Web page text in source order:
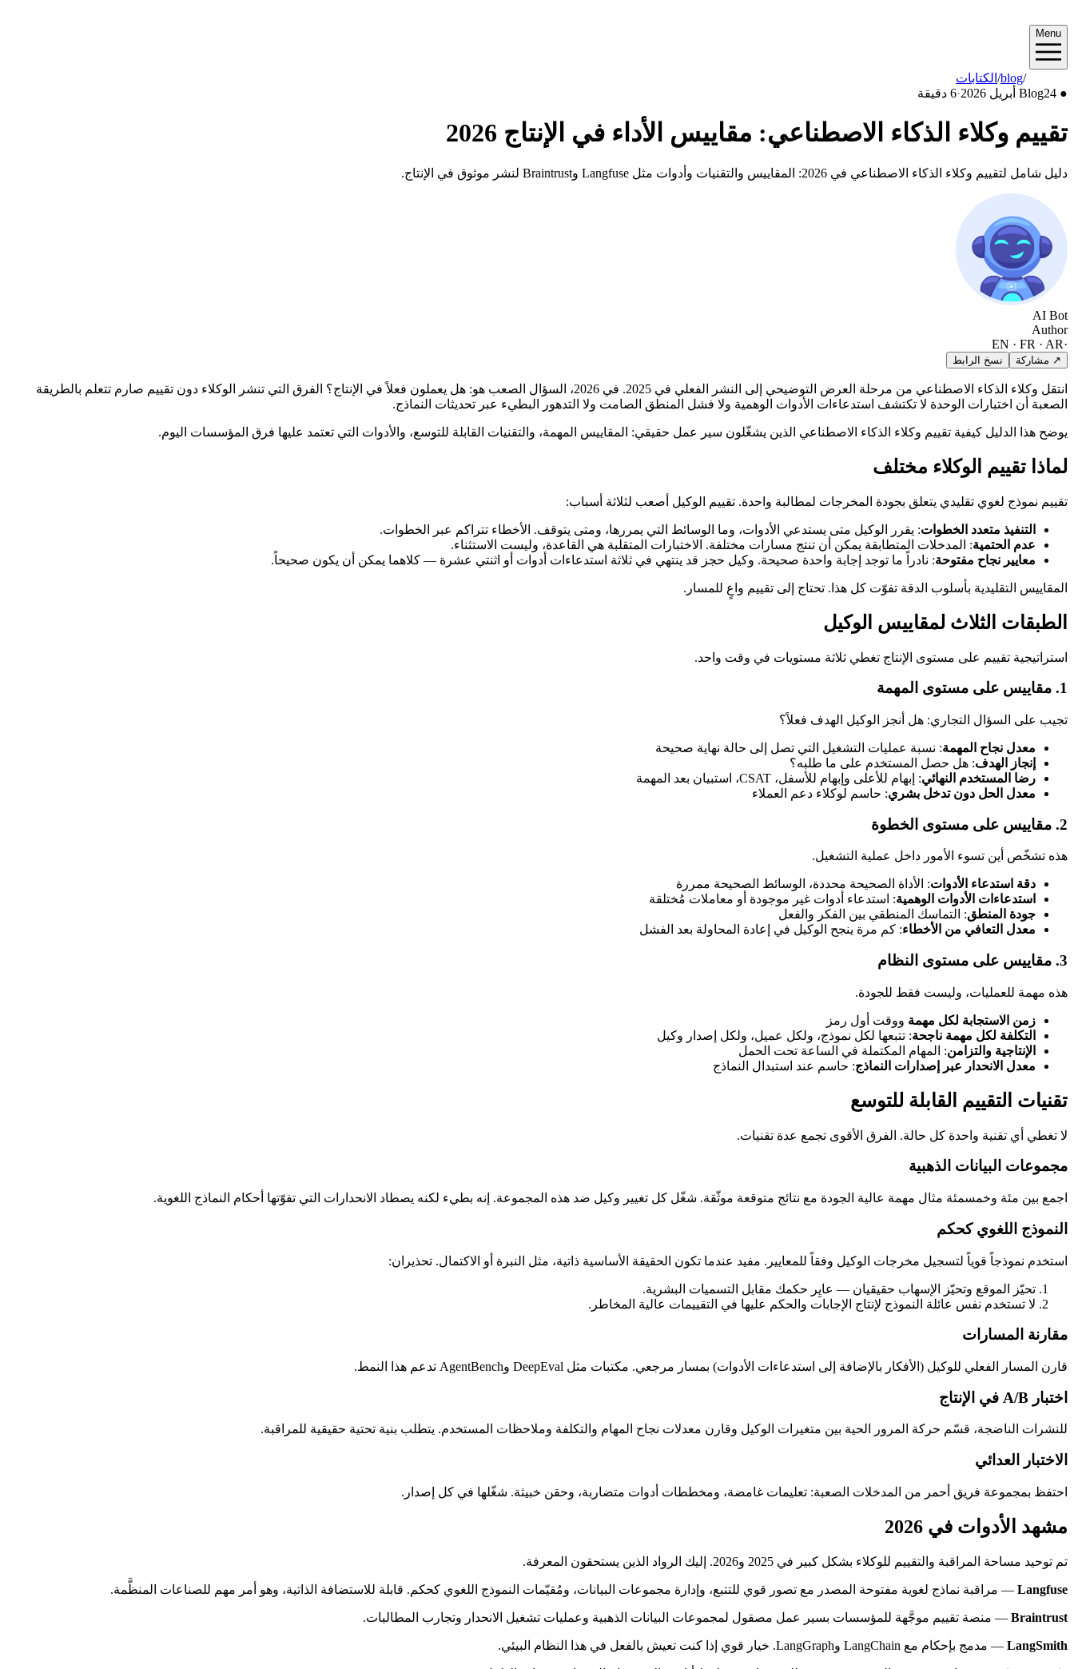
Menu
الكتابات /blog/2026/04
●
Blog24 أبريل 2026 ·6 دقيقة
تقييم وكلاء الذكاء الاصطناعي: مقاييس الأداء في الإنتاج 2026
دليل شامل لتقييم وكلاء الذكاء الاصطناعي في 2026: المقاييس والتقنيات وأدوات مثل Langfuse وBraintrust لنشر موثوق في الإنتاج.
AI Bot
Author
·
EN · FR · AR
↗ مشاركة نسخ الرابط
انتقل وكلاء الذكاء الاصطناعي من مرحلة العرض التوضيحي إلى النشر الفعلي في 2025. في 2026، السؤال الصعب هو: هل يعملون فعلاً في الإنتاج؟ الفرق التي تنشر الوكلاء دون تقييم صارم تتعلم بالطريقة
الصعبة أن اختبارات الوحدة لا تكتشف استدعاءات الأدوات الوهمية ولا فشل المنطق الصامت ولا التدهور البطيء عبر تحديثات النماذج.
يوضح هذا الدليل كيفية تقييم وكلاء الذكاء الاصطناعي الذين يشغّلون سير عمل حقيقي: المقاييس المهمة، والتقنيات القابلة للتوسع، والأدوات التي تعتمد عليها فرق المؤسسات اليوم.
لماذا تقييم الوكلاء مختلف
تقييم نموذج لغوي تقليدي يتعلق بجودة المخرجات لمطالبة واحدة. تقييم الوكيل أصعب لثلاثة أسباب:
التنفيذ متعدد الخطوات: يقرر الوكيل متى يستدعي الأدوات، وما الوسائط التي يمررها، ومتى يتوقف. الأخطاء تتراكم عبر الخطوات.
عدم الحتمية: المدخلات المتطابقة يمكن أن تنتج مسارات مختلفة. الاختبارات المتقلبة هي القاعدة، وليست الاستثناء.
معايير نجاح مفتوحة: نادراً ما توجد إجابة واحدة صحيحة. وكيل حجز قد ينتهي في ثلاثة استدعاءات أدوات أو اثنتي عشرة — كلاهما يمكن أن يكون صحيحاً.
المقاييس التقليدية بأسلوب الدقة تفوّت كل هذا. تحتاج إلى تقييم واعٍ للمسار.
الطبقات الثلاث لمقاييس الوكيل
استراتيجية تقييم على مستوى الإنتاج تغطي ثلاثة مستويات في وقت واحد.
1. مقاييس على مستوى المهمة
تجيب على السؤال التجاري: هل أنجز الوكيل الهدف فعلاً؟
معدل نجاح المهمة: نسبة عمليات التشغيل التي تصل إلى حالة نهاية صحيحة
إنجاز الهدف: هل حصل المستخدم على ما طلبه؟
رضا المستخدم النهائي: إبهام للأعلى وإبهام للأسفل، CSAT، استبيان بعد المهمة
معدل الحل دون تدخل بشري: حاسم لوكلاء دعم العملاء
2. مقاييس على مستوى الخطوة
هذه تشخّص أين تسوء الأمور داخل عملية التشغيل.
دقة استدعاء الأدوات: الأداة الصحيحة محددة، الوسائط الصحيحة ممررة
استدعاءات الأدوات الوهمية: استدعاء أدوات غير موجودة أو معاملات مُختلقة
جودة المنطق: التماسك المنطقي بين الفكر والفعل
معدل التعافي من الأخطاء: كم مرة ينجح الوكيل في إعادة المحاولة بعد الفشل
3. مقاييس على مستوى النظام
هذه مهمة للعمليات، وليست فقط للجودة.
زمن الاستجابة لكل مهمة ووقت أول رمز
التكلفة لكل مهمة ناجحة: تتبعها لكل نموذج، ولكل عميل، ولكل إصدار وكيل
الإنتاجية والتزامن: المهام المكتملة في الساعة تحت الحمل
معدل الانحدار عبر إصدارات النماذج: حاسم عند استبدال النماذج
تقنيات التقييم القابلة للتوسع
لا تغطي أي تقنية واحدة كل حالة. الفرق الأقوى تجمع عدة تقنيات.
مجموعات البيانات الذهبية
اجمع بين مئة وخمسمئة مثال مهمة عالية الجودة مع نتائج متوقعة موثّقة. شغّل كل تغيير وكيل ضد هذه المجموعة. إنه بطيء لكنه يصطاد الانحدارات التي تفوّتها أحكام النماذج اللغوية.
النموذج اللغوي كحكم
استخدم نموذجاً قوياً لتسجيل مخرجات الوكيل وفقاً للمعايير. مفيد عندما تكون الحقيقة الأساسية ذاتية، مثل النبرة أو الاكتمال. تحذيران:
تحيّز الموقع وتحيّز الإسهاب حقيقيان — عايِر حكمك مقابل التسميات البشرية.
لا تستخدم نفس عائلة النموذج لإنتاج الإجابات والحكم عليها في التقييمات عالية المخاطر.
مقارنة المسارات
قارن المسار الفعلي للوكيل (الأفكار بالإضافة إلى استدعاءات الأدوات) بمسار مرجعي. مكتبات مثل DeepEval وAgentBench تدعم هذا النمط.
اختبار A/B في الإنتاج
للنشرات الناضجة، قسّم حركة المرور الحية بين متغيرات الوكيل وقارن معدلات نجاح المهام والتكلفة وملاحظات المستخدم. يتطلب بنية تحتية حقيقية للمراقبة.
الاختبار العدائي
احتفظ بمجموعة فريق أحمر من المدخلات الصعبة: تعليمات غامضة، ومخططات أدوات متضاربة، وحقن خبيثة. شغّلها في كل إصدار.
مشهد الأدوات في 2026
تم توحيد مساحة المراقبة والتقييم للوكلاء بشكل كبير في 2025 و2026. إليك الرواد الذين يستحقون المعرفة.
Langfuse — مراقبة نماذج لغوية مفتوحة المصدر مع تصور قوي للتتبع، وإدارة مجموعات البيانات، ومُقيّمات النموذج اللغوي كحكم. قابلة للاستضافة الذاتية، وهو أمر مهم للصناعات المنظَّمة.
Braintrust — منصة تقييم موجَّهة للمؤسسات بسير عمل مصقول لمجموعات البيانات الذهبية وعمليات تشغيل الانحدار وتجارب المطالبات.
LangSmith — مدمج بإحكام مع LangChain وLangGraph. خيار قوي إذا كنت تعيش بالفعل في هذا النظام البيئي.